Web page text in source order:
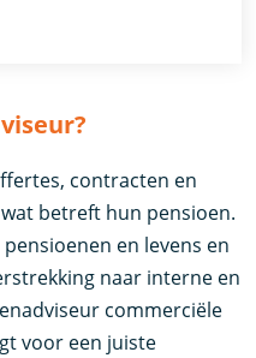
contracten en
betreft hun pensioen.
en levens en
naar interne en
commerciële
voor een juiste